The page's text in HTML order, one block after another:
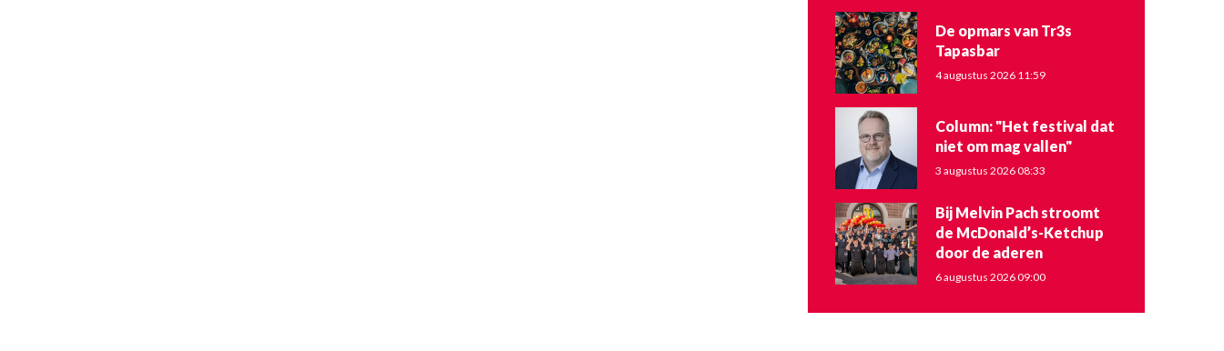
De opmars van Tr3s
Tapasbar
4 augustus 2026 11:59
Column: "Het festival dat
niet om mag vallen"
3 augustus 2026 08:33
Bij Melvin Pach stroomt
de McDonald’s-Ketchup
door de aderen
6 augustus 2026 09:00